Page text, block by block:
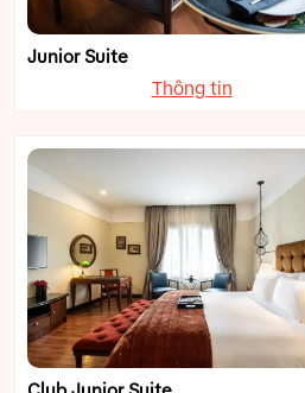
Junior Suite
Thông tin